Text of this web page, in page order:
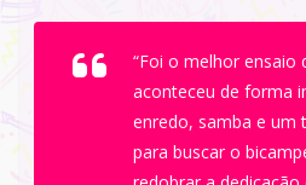
“Foi o melhor ensaio
aconteceu de forma
enredo, samba e um
para buscar o